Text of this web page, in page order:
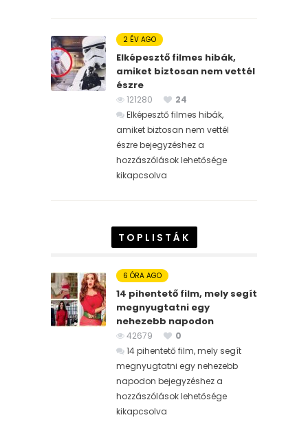
2 ÉV AGO
Elképesztő filmes hibák,
amiket biztosan nem vettél
észre
121280
24
Elképesztő filmes hibák,
amiket biztosan nem vettél
észre bejegyzéshez a
hozzászólások lehetősége
kikapcsolva
TOPLISTÁK
6 ÓRA AGO
14 pihentető film, mely segít
megnyugtatni egy
nehezebb napodon
42679
0
14 pihentető film, mely segít
megnyugtatni egy nehezebb
napodon bejegyzéshez a
hozzászólások lehetősége
kikapcsolva